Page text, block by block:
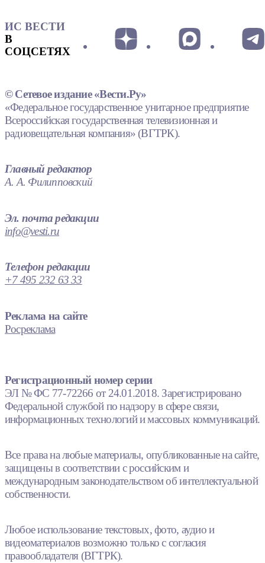
ИС ВЕСТИ
В
СОЦСЕТЯХ
© Сетевое издание «Вести.Ру»
«Федеральное государственное унитарное предприятие
Всероссийская государственная телевизионная и
радиовещательная компания» (ВГТРК).
Главный редактор
А. А. Филипповский
Эл. почта редакции
info@vesti.ru
Телефон редакции
+7 495 232 63 33
Реклама на сайте
Росреклама
Регистрационный номер серии
ЭЛ № ФС 77-72266 от 24.01.2018. Зарегистрировано
Федеральной службой по надзору в сфере связи,
информационных технологий и массовых коммуникаций.
Все права на любые материалы, опубликованные на сайте,
защищены в соответствии с российским и
международным законодательством об интеллектуальной
собственности.
Любое использование текстовых, фото, аудио и
видеоматериалов возможно только с согласия
правообладателя (ВГТРК).